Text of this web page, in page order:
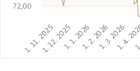
1. 11. 2025
1. 12. 20251. 1. 20261. 2. 20261. 3. 2026
1. 4.
72,00